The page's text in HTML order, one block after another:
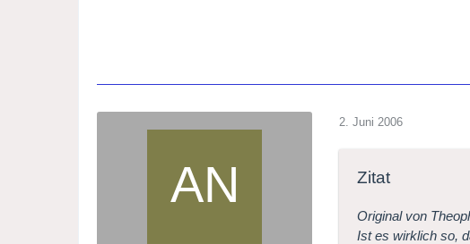
2. Juni 2006
Zitat
Original von
Ist es wirklich so,